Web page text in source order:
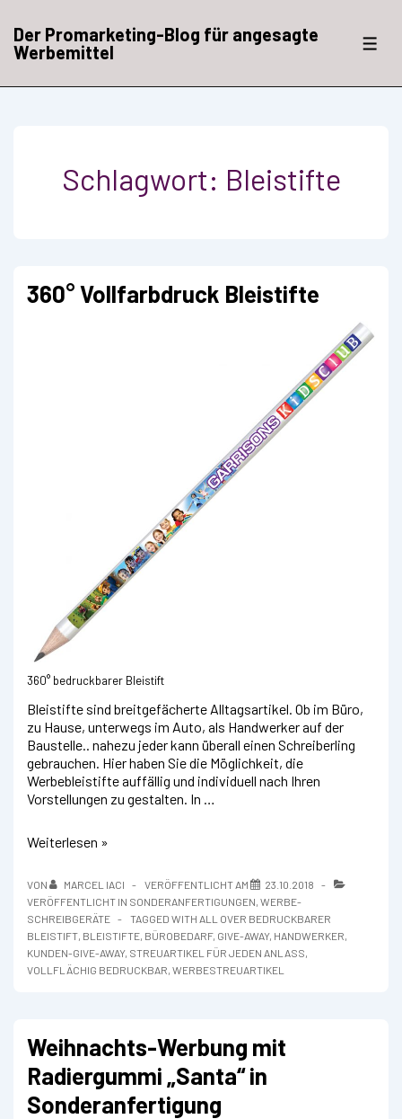
Zum
InhaltDer Promarketing-Blog für angesagte
Werbemittel
Schlagwort: Bleistifte
360° Vollfarbdruck Bleistifte
360° bedruckbarer Bleistift
Bleistifte sind breitgefächerte Alltagsartikel. Ob im Büro,
zu Hause, unterwegs im Auto, als Handwerker auf der
Baustelle.. nahezu jeder kann überall einen Schreiberling
gebrauchen. Hier haben Sie die Möglichkeit, die
Werbebleistifte auffällig und individuell nach Ihren
Vorstellungen zu gestalten. In …
360°
Bleistifte
Weiterlesen »
VON MARCEL IACI VERÖFFENTLICHT AM
23.10.2018
VERÖFFENTLICHT IN SONDERANFERTIGUNGEN, WERBE-
SCHREIBGERÄTE
TAGGED WITH ALL OVER BEDRUCKBARER
BLEISTIFT, BLEISTIFTE, BÜROBEDARF, GIVE-AWAY, HANDWERKER,
KUNDEN-GIVE-AWAY, STREUARTIKEL FÜR JEDEN ANLASS,
VOLLFLÄCHIG BEDRUCKBAR, WERBESTREUARTIKEL
Weihnachts-Werbung mit
Radiergummi „Santa“ in
Sonderanfertigung